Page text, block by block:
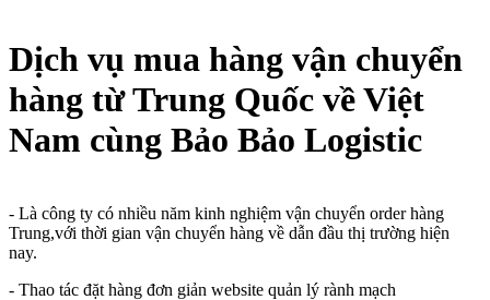
Dịch vụ mua hàng vận chuyển
hàng từ Trung Quốc về Việt
Nam cùng Bảo Bảo Logistic
- Là công ty có nhiều năm kinh nghiệm vận chuyển order hàng
Trung,với thời gian vận chuyển hàng về dẫn đầu thị trường hiện
nay.
- Thao tác đặt hàng đơn giản website quản lý rành mạch